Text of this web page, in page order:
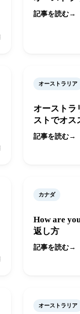
記事を読む
オーストラリア
オーストラ
ストでオス
記事を読む
カナダ
How are
返し方
記事を読む
オーストラリア